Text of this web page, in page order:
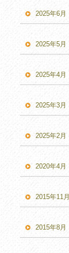
2025年6月
2025年5月
2025年4月
2025年3月
2025年2月
2020年4月
2015年11月
2015年8月